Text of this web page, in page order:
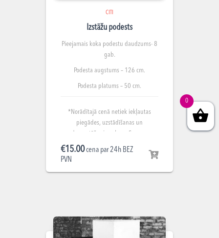
CITI
Izstāžu podests
Pieejamais koka podestu daudzums- 8
gab.
Podesta augstums – 126 cm.
Podesta platums – 50 cm.
*Norādītajā cenā netiek iekļautas
piegādes, uzstādīšanas un
demontāžas izmaksas. Summa
norādīta par nomu 1 gab.
€15.00cena par 24h BEZ
PVN
0